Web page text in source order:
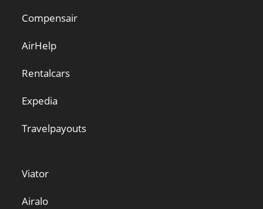
Compensair
AirHelp
Rentalcars
Expedia
Travelpayouts
Viator
Airalo